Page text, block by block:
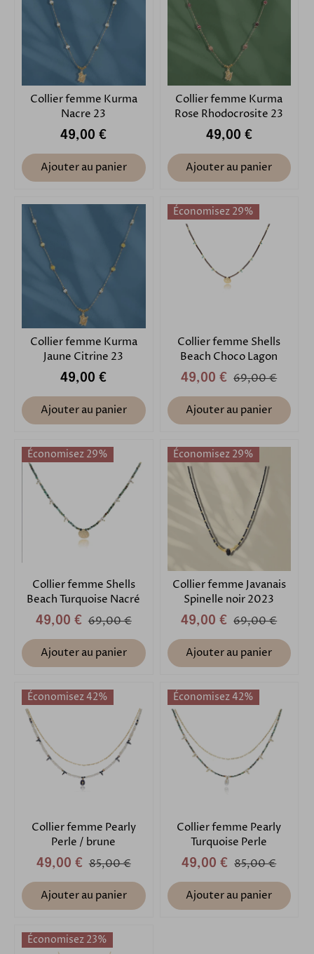
Collier femme Kurma
Nacre 23
49,00 €
Ajouter au panier
Collier femme Kurma
Rose Rhodocrosite 23
49,00 €
Ajouter au panier
Collier femme Kurma
Jaune Citrine 23
49,00 €
Ajouter au panier
Économisez 29%
Collier femme Shells
Beach Choco Lagon
49,00 € 69,00 €
Ajouter au panier
Économisez 29%
Collier femme Shells
Beach Turquoise Nacré
49,00 € 69,00 €
Ajouter au panier
Économisez 29%
Collier femme Javanais
Spinelle noir 2023
49,00 € 69,00 €
Ajouter au panier
Économisez 42%
Collier femme Pearly
Perle / brune
49,00 € 85,00 €
Ajouter au panier
Économisez 42%
Collier femme Pearly
Turquoise Perle
49,00 € 85,00 €
Ajouter au panier
Économisez 23%